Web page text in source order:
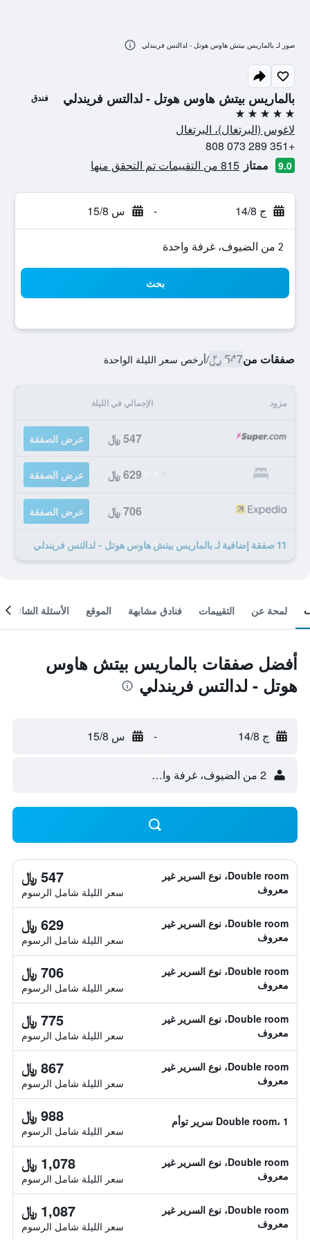
بالماريس بيتش هاوس هوتل - لدالتس فريندلي فندق
5 نجوم
لاغوس (البرتغال)، البرتغال
+351 289 073 808
9.0 ممتاز 815 من التقييمات تم التحقق منها
ج 14/8 - س 15/8
2 من الضيوف، غرفة واحدة
بحث
صفقات من547 ﷼ /أرخص سعر الليلة الواحدة
مزود الإجمالي في الليلة
547 ﷼ عرض الصفقة
629 ﷼ عرض الصفقة
706 ﷼ عرض الصفقة
11 صفقة إضافية لـ بالماريس بيتش هاوس هوتل - لدالتس فريندلي
صور لـ بالماريس بيتش هاوس هوتل - لدالتس فريندلي
لمحة عن التقييمات فنادق مشابهة الموقع الأسئلة الشائعة
أفضل صفقات بالماريس بيتش هاوس
هوتل - لدالتس فريندلي
ج 14/8 - س 15/8
2 من الضيوف، غرفة واحدة
Double room، نوع السرير غير
معروف
547 ﷼
سعر الليلة شامل الرسوم
Double room، نوع السرير غير
معروف
629 ﷼
سعر الليلة شامل الرسوم
Double room، نوع السرير غير
معروف
706 ﷼
سعر الليلة شامل الرسوم
Double room، نوع السرير غير
معروف
775 ﷼
سعر الليلة شامل الرسوم
Double room، نوع السرير غير
معروف
867 ﷼
سعر الليلة شامل الرسوم
Double room، 1 سرير توأم 988 ﷼
سعر الليلة شامل الرسوم
Double room، نوع السرير غير
معروف
1,078 ﷼
سعر الليلة شامل الرسوم
Double room، نوع السرير غير
معروف
1,087 ﷼
سعر الليلة شامل الرسوم